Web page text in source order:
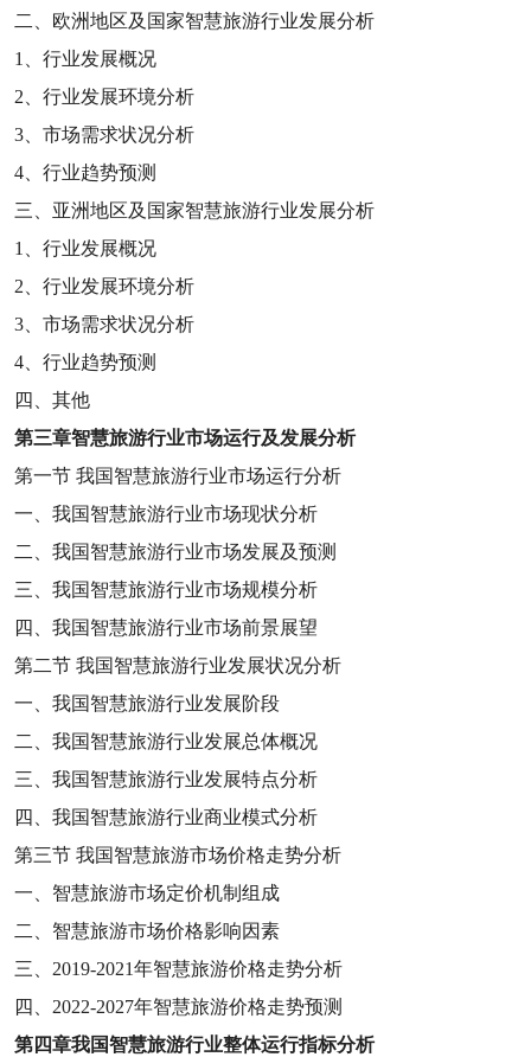
二、欧洲地区及国家智慧旅游行业发展分析
1
、行业发展概况
2 、行业发展环境分析
3 、市场需求状况分析
4 、行业趋势预测
三、亚洲地区及国家智慧旅游行业发展分析
1
、行业发展概况
2 、行业发展环境分析
3 、市场需求状况分析
4 、行业趋势预测
四、其他
第三章智慧旅游行业市场运行及发展分析
第一节 我国智慧旅游行业市场运行分析
一、我国智慧旅游行业市场现状分析
二、我国智慧旅游行业市场发展及预测
三、我国智慧旅游行业市场规模分析
四、我国智慧旅游行业市场前景展望
第二节 我国智慧旅游行业发展状况分析
一、我国智慧旅游行业发展阶段
二、我国智慧旅游行业发展总体概况
三、我国智慧旅游行业发展特点分析
四、我国智慧旅游行业商业模式分析
第三节 我国智慧旅游市场价格走势分析
一、智慧旅游市场定价机制组成
二、智慧旅游市场价格影响因素
三、 2019-2021年智慧旅游价格走势分析
四、 2022-2027年智慧旅游价格走势预测
第四章我国智慧旅游行业整体运行指标分析